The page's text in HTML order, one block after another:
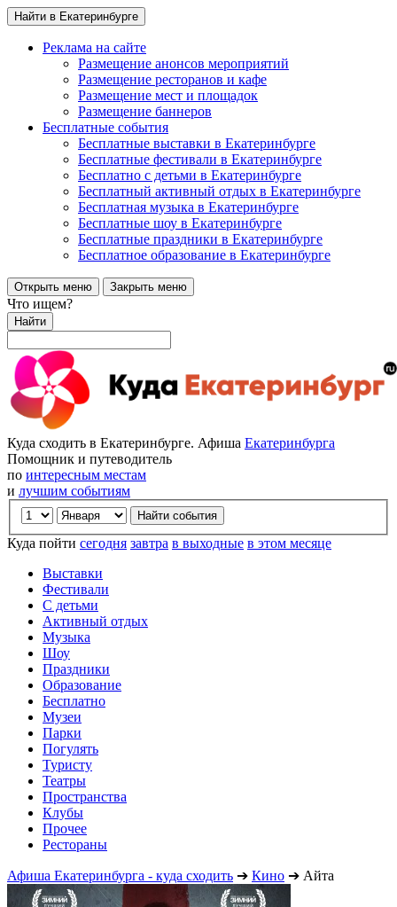
Найти в Екатеринбурге
Реклама на сайте
Размещение анонсов мероприятий
Размещение ресторанов и кафе
Размещение мест и площадок
Размещение баннеров
Бесплатные события
Бесплатные выставки в Екатеринбурге
Бесплатные фестивали в Екатеринбурге
Бесплатно с детьми в Екатеринбурге
Бесплатный активный отдых в Екатеринбурге
Бесплатная музыка в Екатеринбурге
Бесплатные шоу в Екатеринбурге
Бесплатные праздники в Екатеринбурге
Бесплатное образование в Екатеринбурге
Открыть меню Закрыть меню
Что ищем?
Найти
Куда сходить в Екатеринбурге. Афиша Екатеринбурга
Помощник и путеводитель
по интересным местам
и лучшим событиям
Куда пойти сегодня завтра в выходные в этом месяце
Выставки
Фестивали
С детьми
Активный отдых
Музыка
Шоу
Праздники
Образование
Бесплатно
Музеи
Парки
Погулять
Туристу
Театры
Пространства
Клубы
Прочее
Рестораны
Афиша Екатеринбурга - куда сходить ➔ Кино ➔ Айта